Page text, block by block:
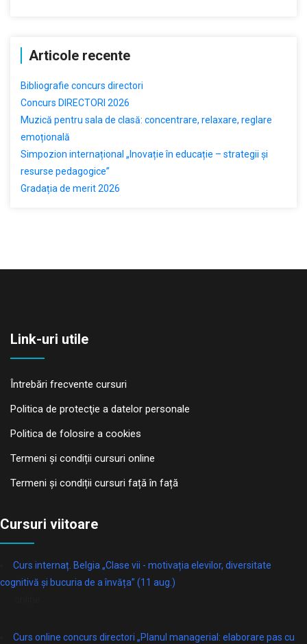
Articole recente
Bibliografie concurs directori
Concurs DIRECTORI 2026
Muzică pentru sala de clasă: concentrare, relaxare, reglare
emoțională
Simpozion internațional „Inovație în educație – strategii și
resurse pedagogice”
Gradația de merit 2026
Link-uri utile
Întrebări frecvente cursuri
Politica de protecţie a datelor personale
Politica de folosire a cookies
Termeni și condiții cursuri online
Termeni și condiții cursuri față în față
Cursuri viitoare
Curs internaț. Belgia „Clase vii - motivația elevilor, diversitate
cognitivă și bucuria de a învăța” (11 aug.)
Curs online concurs directori „Planul managerial: elaborare pas cu